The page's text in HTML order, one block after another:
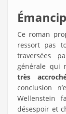
Ce roman
ressort pas
traversées
générale qui
très
conclusion
Wellenstein
désespoir et